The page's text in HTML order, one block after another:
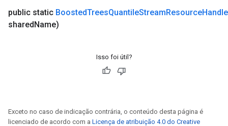
public static BoostedTreesQuantileStreamResourceHandle
sharedName)
Isso foi útil?
Exceto no caso de indicação contrária, o conteúdo desta página é
licenciado de acordo com a Licença de atribuição 4.0 do Creative